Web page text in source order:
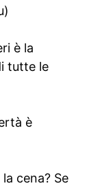
è la
tutte le
è
cena? Se